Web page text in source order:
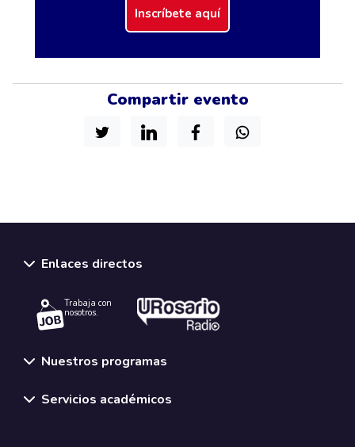
Inscríbete aquí
Compartir evento
Enlaces directos
Trabaja con
nosotros.
Nuestros programas
Servicios académicos